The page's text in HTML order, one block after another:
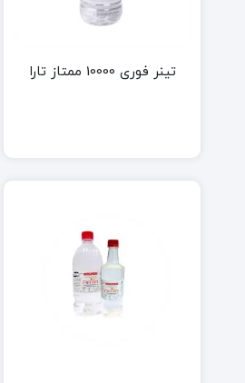
رزین سنگ
تینر فوری 10000 ممتاز تارا